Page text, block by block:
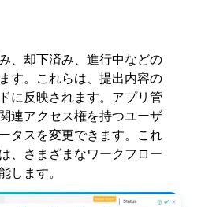
、却下済み、進行中などの
す。これらは、提出内容の
に反映されます。アプリ管
連アクセス権を持つユーザ
タスを変更できます。これ
、さまざまなワークフロー
します。